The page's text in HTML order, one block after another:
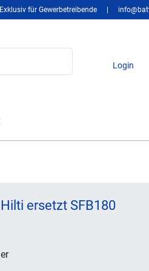
Exklusiv für Gewerbetreibende
Login
ersetzt SFB180